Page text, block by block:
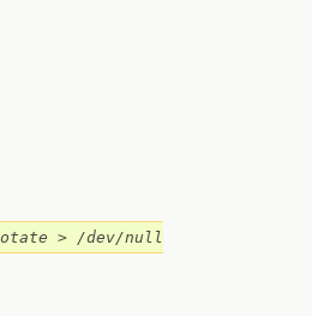
> /dev/null